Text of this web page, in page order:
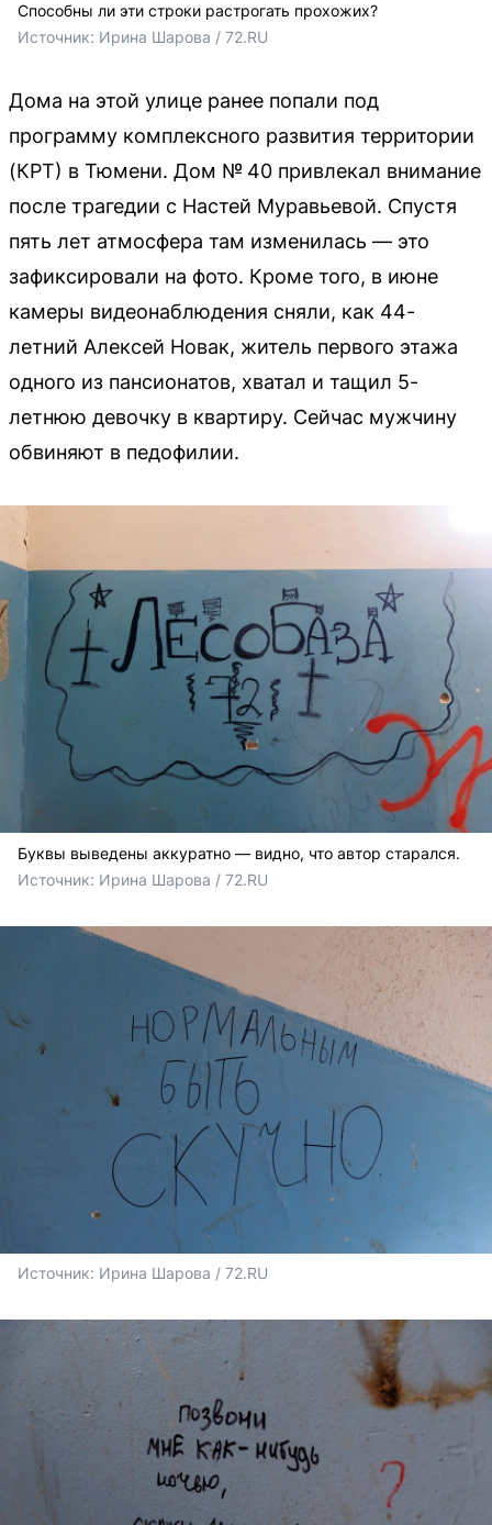
Способны ли эти строки растрогать прохожих?
Источник: Ирина Шарова / 72.RU
Дома на этой улице ранее попали под
программу комплексного развития территории
(КРТ) в Тюмени. Дом № 40 привлекал внимание
после трагедии с Настей Муравьевой. Спустя
пять лет атмосфера там изменилась — это
зафиксировали на фото. Кроме того, в июне
камеры видеонаблюдения сняли, как 44-
летний Алексей Новак, житель первого этажа
одного из пансионатов, хватал и тащил 5-
летнюю девочку в квартиру. Сейчас мужчину
обвиняют в педофилии.
Буквы выведены аккуратно — видно, что автор старался.
Источник: Ирина Шарова / 72.RU
Источник: Ирина Шарова / 72.RU